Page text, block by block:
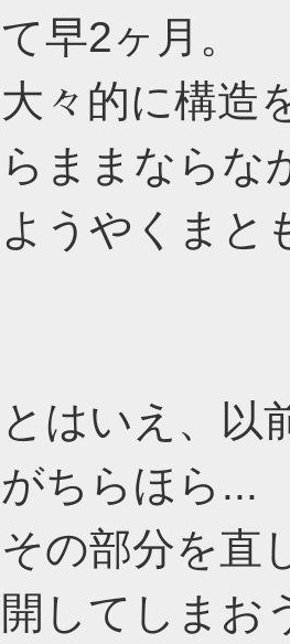
て早2ヶ月。
大々的に構造
らままならな
ようやくまと
とはいえ、以
がちらほら...
その部分を直
開してしまお